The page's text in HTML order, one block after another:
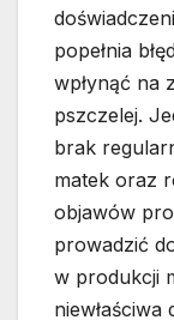
popełnia
wpłynąć na
pszczelej.
brak
matek oraz
objawów
prowadzić
w produkcji